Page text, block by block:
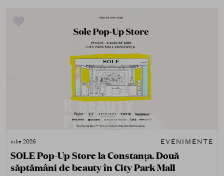
iulie 2026 EVENIMENTE
SOLE Pop-Up Store la Constanța. Două
săptămâni de beauty în City Park Mall